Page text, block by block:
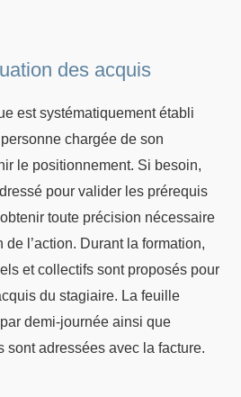
des acquis
est systématiquement établi
chargée de son
le positionnement. Si besoin,
pour valider les prérequis
toute précision nécessaire
de l’action. Durant la formation,
et collectifs sont proposés pour
du stagiaire. La feuille
demi-journée ainsi que
sont adressées avec la facture.